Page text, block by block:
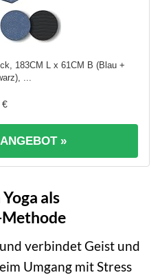
183CM L x 61CM B (Blau +
...
€
»
als
verbindet Geist und
Umgang mit Stress